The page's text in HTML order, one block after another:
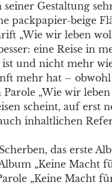
Gestaltung
packpapier-beige
„Wie wir leben
eine Reise in
ist und nicht mehr
mehr hat –
„Wie wir
scheint, auf erst
inhaltlichen
das erste
„Keine Macht
„Keine Macht